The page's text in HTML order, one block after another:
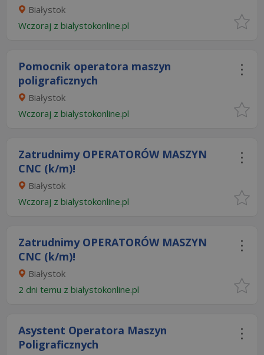
Białystok
Wczoraj z bialystokonline.pl
Pomocnik operatora maszyn
poligraficznych
Białystok
Wczoraj z bialystokonline.pl
Zatrudnimy OPERATORÓW MASZYN
CNC (k/m)!
Białystok
Wczoraj z bialystokonline.pl
Zatrudnimy OPERATORÓW MASZYN
CNC (k/m)!
Białystok
2 dni temu z bialystokonline.pl
Asystent Operatora Maszyn
Poligraficznych